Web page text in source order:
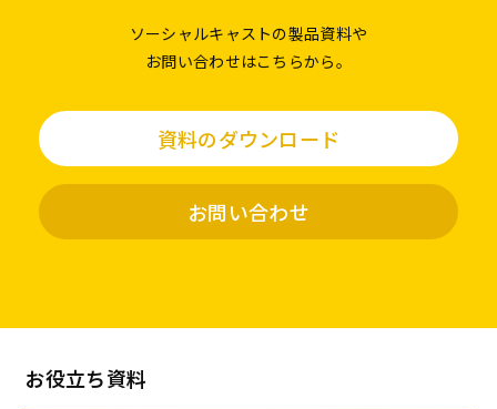
ソーシャルキャストの製品資料や
お問い合わせはこちらから。
資料のダウンロード
お問い合わせ
お役立ち資料